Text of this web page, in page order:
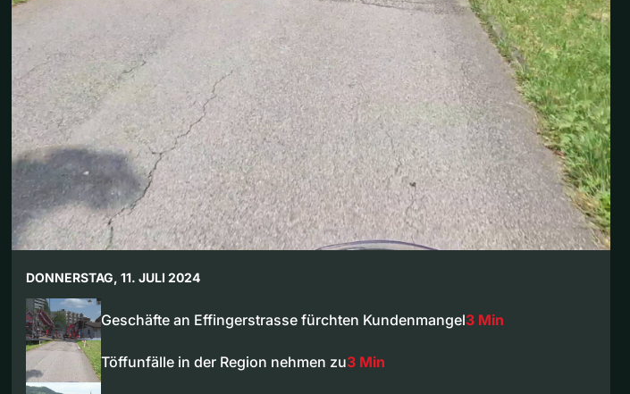
DONNERSTAG, 11. JULI 2024
Geschäfte an Effingerstrasse fürchten Kundenmangel3 Min
Töffunfälle in der Region nehmen zu3 Min